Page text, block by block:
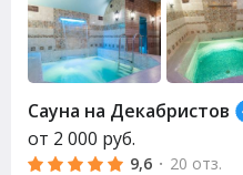
Сауна на Декабристов
от 2 000 руб.
9,6 · 20 отз.